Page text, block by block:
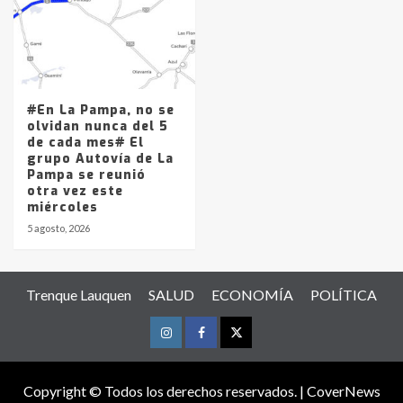
#En La Pampa, no se
olvidan nunca del 5
de cada mes# El
grupo Autovía de La
Pampa se reunió
otra vez este
miércoles
5 agosto, 2026
Trenque Lauquen SALUD ECONOMÍA POLÍTICA
InstagramFacebookTwitter
Copyright © Todos los derechos reservados. | CoverNews